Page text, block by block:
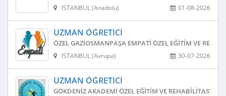
01-08-2026
İSTANBUL (Anadolu)
UZMAN ÖĞRETICI
ÖZEL GAZIOSMANPAŞA EMPATI ÖZEL EĞITIM VE
30-07-2026
İSTANBUL (Avrupa)
UZMAN ÖĞRETICI
GÖKDENIZ AKADEMI ÖZEL EĞITIM VE REHABILITASYON